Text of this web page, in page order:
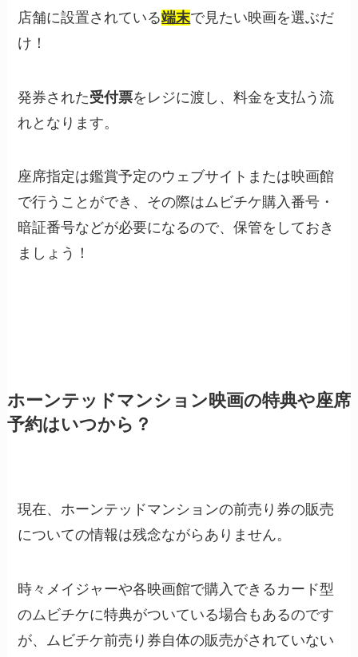
店舗に設置されている端末で見たい映画を選ぶだ
け！
発券された受付票をレジに渡し、料金を支払う流
れとなります。
座席指定は鑑賞予定のウェブサイトまたは映画館
で行うことができ、その際はムビチケ購入番号・
暗証番号などが必要になるので、保管をしておき
ましょう！
ホーンテッドマンション映画の特典や座席
予約はいつから？
現在、ホーンテッドマンションの前売り券の販売
についての情報は残念ながらありません。
時々メイジャーや各映画館で購入できるカード型
のムビチケに特典がついている場合もあるのです
が、ムビチケ前売り券自体の販売がされていない